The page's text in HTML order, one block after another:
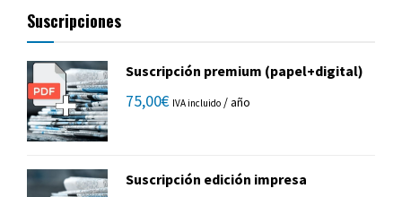
Suscripciones
Suscripción premium (papel+digital)
75,00€ IVA incluido / año
Suscripción edición impresa